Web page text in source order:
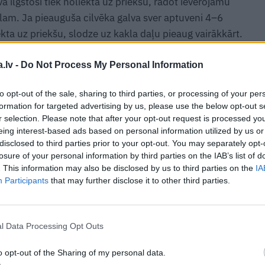
- Do Not Process My Personal Information
opt-out of the sale, sharing to third parties, or processing of your
for targeted advertising by us, please use the below opt-out
selection. Please note that after your opt-out request is processed
interest-based ads based on personal information utilized by us
to third parties prior to your opt-out. You may separately
of your personal information by third parties on the IAB’s list of
This information may also be disclosed by us to third parties on the
Participants that may further disclose it to other third parties.
Data Processing Opt Outs
opt-out of the Sharing of my personal data.
Ja pieauguša cilvēka galva sver aptuveni 4–6
uz priekšu, slodze uz kakla daļu pieaug vairākkārt.
galvu uz priekšu, muguras augšējās daļas muskuļi
attālinās viena no otras, starp tām
kifoze jeb
joslā vai saspringumu pakausī, tas ir viens no
atvēlēts nesamērīgi daudz laika. Ilgtermiņā šīs
skaidro speciāliste.
uz priekšu vērsts izliekums kakla rajonā. Regulāri
daļā var veidoties deformācija tā iemesla
izlīdzinās dabiskais fizioloģiskais izliekums.
un starp tiem vairs nav pareiza amortizācija. Pie
diska trūces, sāpes u.c. nopietnākas